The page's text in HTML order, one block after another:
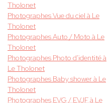
Tholonet
Photographes Vue du ciel à Le
Tholonet
Photographes Auto / Moto à Le
Tholonet
Photographes Photo d'identité à
Le Tholonet
Photographes Baby shower à Le
Tholonet
Photographes EVG / EVJF à Le